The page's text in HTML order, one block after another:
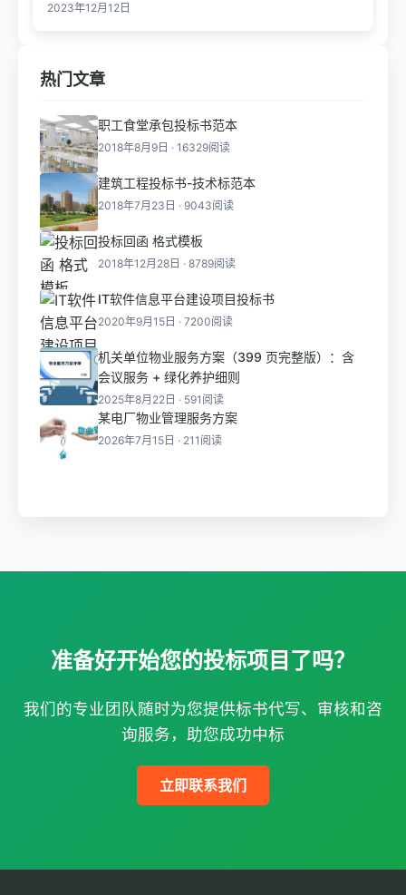
2023年12月12日
热门文章
职工食堂承包投标书范本
2018年8月9日 · 16329阅读
建筑工程投标书-技术标范本
2018年7月23日 · 9043阅读
投标回函 格式模板
2018年12月28日 · 8789阅读
IT软件信息平台建设项目投标书
2020年9月15日 · 7200阅读
机关单位物业服务方案（399 页完整版）：含
会议服务 + 绿化养护细则
2025年8月22日 · 591阅读
某电厂物业管理服务方案
2026年7月15日 · 211阅读
准备好开始您的投标项目了吗？
我们的专业团队随时为您提供标书代写、审核和咨
询服务，助您成功中标
立即联系我们